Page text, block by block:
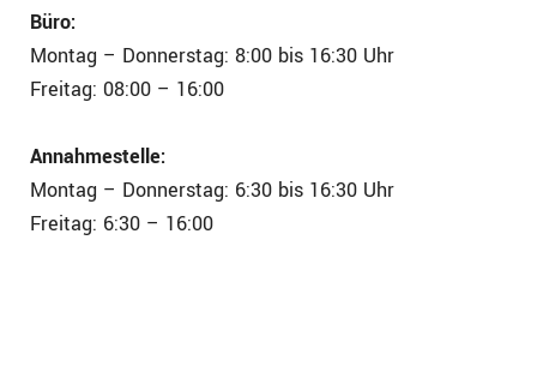
Büro:
Montag – Donnerstag: 8:00 bis 16:30 Uhr
Freitag: 08:00 – 16:00
Annahmestelle:
Montag – Donnerstag: 6:30 bis 16:30 Uhr
Freitag: 6:30 – 16:00